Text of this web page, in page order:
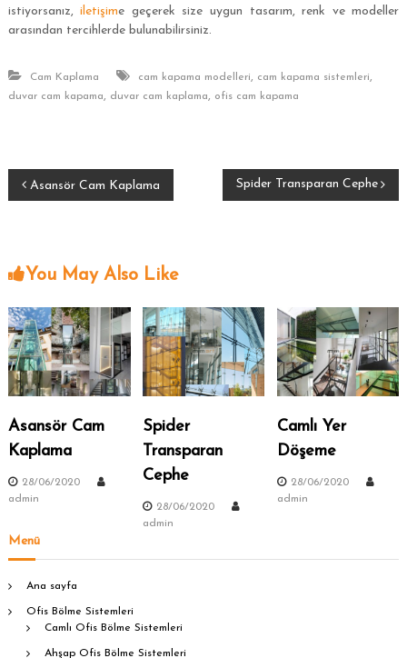
istiyorsanız,iletişime geçerek size uygun tasarım, renk ve modeller
arasından tercihlerde bulunabilirsiniz.
Cam Kaplama cam kapama modelleri, cam kapama sistemleri,
duvar cam kapama, duvar cam kaplama, ofis cam kapama
Y
z
ı
g
e
z
i
m
e
Asansör Cam Kaplama Spider Transparan Cephe
You May Also Like
Asansör Cam
Kaplama
28/06/2020
admin
Spider
Transparan
Cephe
28/06/2020
admin
Camlı Yer
Döşeme
28/06/2020
admin
Menü
Ana sayfa
Ofis Bölme Sistemleri
Camlı Ofis Bölme Sistemleri
Ahşap Ofis Bölme Sistemleri